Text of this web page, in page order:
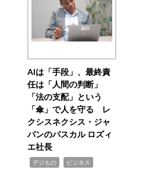
AIは「手段」、最終責
任は「人間の判断」
「法の支配」という
「傘」で人を守る レ
クシスネクシス・ジャ
パンのパスカル ロズィ
エ社長
デジもの ビジネス